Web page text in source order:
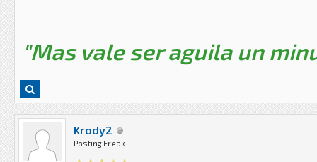
"Mas vale ser aguila un
Krody2
Posting Freak